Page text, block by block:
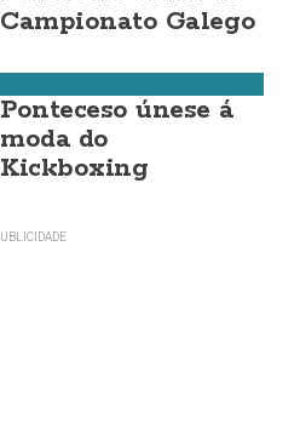
Campionato Galego
Ponteceso únese á
moda do
Kickboxing